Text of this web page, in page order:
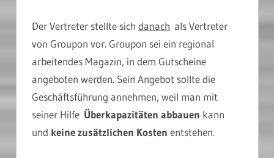
Der Vertreter stellte sich danach als Vertreter
von Groupon vor. Groupon sei ein regional
arbeitendes Magazin, in dem Gutscheine
angeboten werden. Sein Angebot sollte die
Geschäftsführung annehmen, weil man mit
seiner Hilfe Überkapazitäten abbauen kann
und keine zusätzlichen Kosten entstehen.